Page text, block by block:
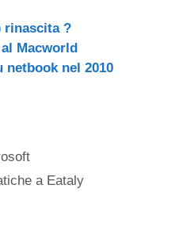
rinascita ?
Macworld
netbook nel 2010
a Eataly